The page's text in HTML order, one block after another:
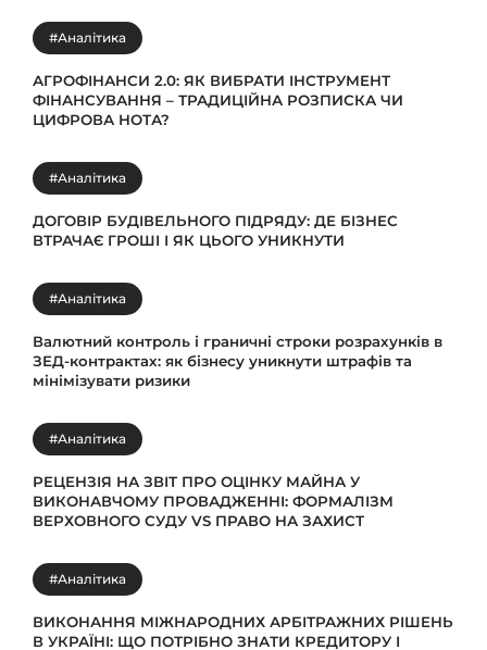
#Аналітика
АГРОФІНАНСИ 2.0: ЯК ВИБРАТИ ІНСТРУМЕНТ
ФІНАНСУВАННЯ – ТРАДИЦІЙНА РОЗПИСКА ЧИ
ЦИФРОВА НОТА?
#Аналітика
ДОГОВІР БУДІВЕЛЬНОГО ПІДРЯДУ: ДЕ БІЗНЕС
ВТРАЧАЄ ГРОШІ І ЯК ЦЬОГО УНИКНУТИ
#Аналітика
Валютний контроль і граничні строки розрахунків в
ЗЕД-контрактах: як бізнесу уникнути штрафів та
мінімізувати ризики
#Аналітика
РЕЦЕНЗІЯ НА ЗВІТ ПРО ОЦІНКУ МАЙНА У
ВИКОНАВЧОМУ ПРОВАДЖЕННІ: ФОРМАЛІЗМ
ВЕРХОВНОГО СУДУ VS ПРАВО НА ЗАХИСТ
#Аналітика
ВИКОНАННЯ МІЖНАРОДНИХ АРБІТРАЖНИХ РІШЕНЬ
В УКРАЇНІ: ЩО ПОТРІБНО ЗНАТИ КРЕДИТОРУ І